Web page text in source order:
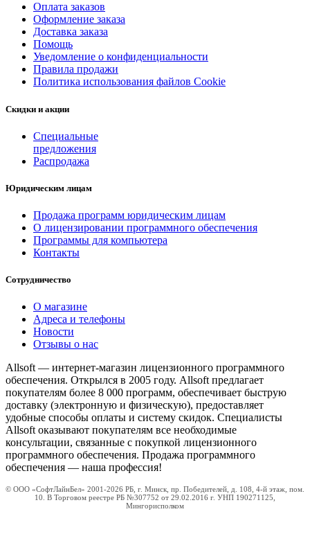
Оплата заказов
Оформление заказа
Доставка заказа
Помощь
Уведомление о конфиденциальности
Правила продажи
Политика использования файлов Cookie
Скидки и акции
Специальные
предложения
Распродажа
Юридическим лицам
Продажа программ юридическим лицам
О лицензировании программного обеспечения
Программы для компьютера
Контакты
Сотрудничество
О магазине
Адреса и телефоны
Новости
Отзывы о нас
Allsoft — интернет-магазин лицензионного программного
обеспечения. Открылся в 2005 году. Allsoft предлагает
покупателям более 8 000 программ, обеспечивает быструю
доставку (электронную и физическую), предоставляет
удобные способы оплаты и систему скидок. Специалисты
Allsoft оказывают покупателям все необходимые
консультации, связанные с покупкой лицензионного
программного обеспечения. Продажа программного
обеспечения — наша профессия!
© ООО «СофтЛайнБел» 2001-2026 РБ, г. Минск, пр. Победителей, д. 108, 4-й этаж, пом.
10. В Торговом реестре РБ №307752 от 29.02.2016 г. УНП 190271125,
Мингорисполком